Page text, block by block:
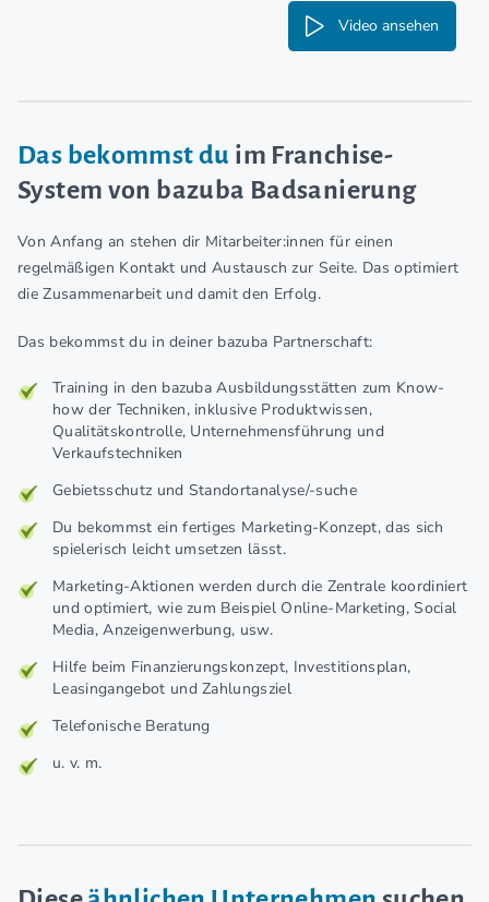
Video ansehen
Das bekommst du im Franchise-
System von bazuba Badsanierung
Von Anfang an stehen dir Mitarbeiter:innen für einen
regelmäßigen Kontakt und Austausch zur Seite. Das optimiert
die Zusammenarbeit und damit den Erfolg.
Das bekommst du in deiner bazuba Partnerschaft:
Training in den bazuba Ausbildungsstätten zum Know-
how der Techniken, inklusive Produktwissen,
Qualitätskontrolle, Unternehmensführung und
Verkaufstechniken
Gebietsschutz und Standortanalyse/-suche
Du bekommst ein fertiges Marketing-Konzept, das sich
spielerisch leicht umsetzen lässt.
Marketing-Aktionen werden durch die Zentrale koordiniert
und optimiert, wie zum Beispiel Online-Marketing, Social
Media, Anzeigenwerbung, usw.
Hilfe beim Finanzierungskonzept, Investitionsplan,
Leasingangebot und Zahlungsziel
Telefonische Beratung
u. v. m.